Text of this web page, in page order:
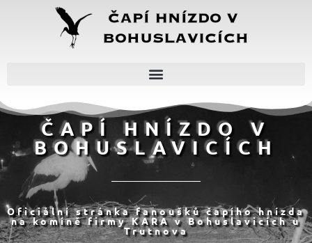
ČAPÍ HNÍZDO V
BOHUSLAVICÍCH
Oficiální stránka fanoušků čapího hnízda
na komíně firmy KARA v Bohuslavicích u
Trutnova